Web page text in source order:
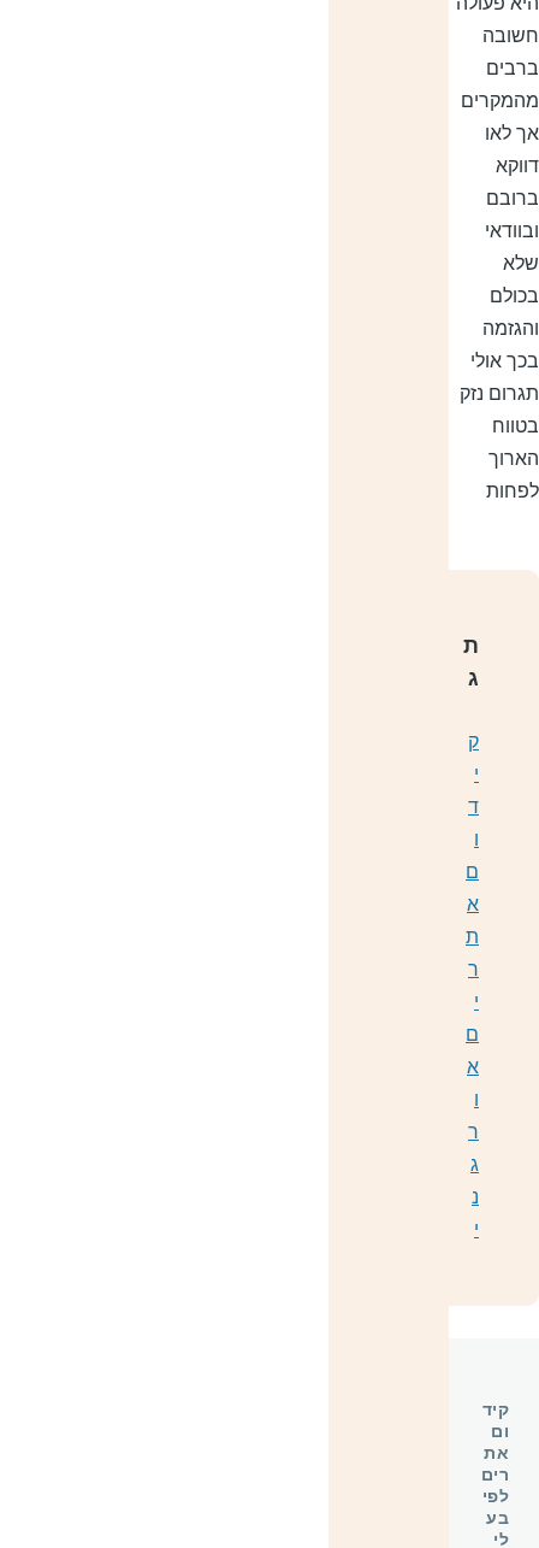
לאו
אולי
נזק
ת
ג
ק
ד
ם
א
ת
ר
ם
א
ר
קיד
ום
את
רים
לפי
בע
לי